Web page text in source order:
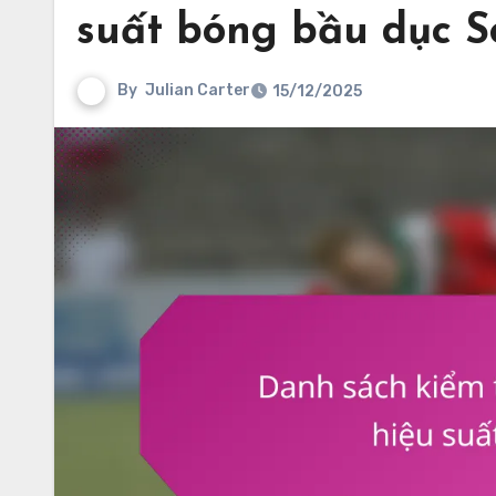
suất bóng bầu dục
By Julian Carter 15/12/2025